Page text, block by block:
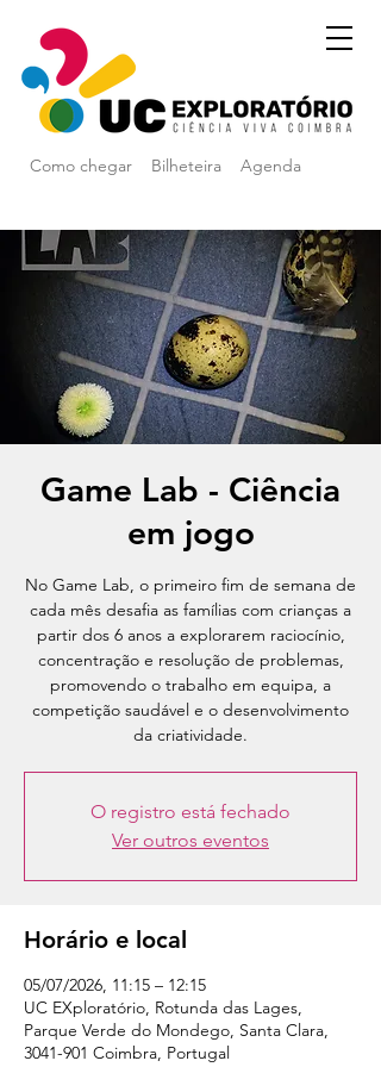
Como chegar Agenda
Bilheteira
Game Lab - Ciência
em jogo
No Game Lab, o primeiro fim de semana de
cada mês desafia as famílias com crianças a
partir dos 6 anos a explorarem raciocínio,
concentração e resolução de problemas,
promovendo o trabalho em equipa, a
competição saudável e o desenvolvimento
da criatividade.
O registro está fechado
Ver outros eventos
Horário e local
05/07/2026, 11:15 – 12:15
UC EXploratório, Rotunda das Lages,
Parque Verde do Mondego, Santa Clara,
3041-901 Coimbra, Portugal